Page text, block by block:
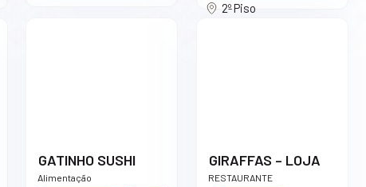
2º Piso
GATINHO SUSHI
Alimentação
GIRAFFAS – LOJA
RESTAURANTE